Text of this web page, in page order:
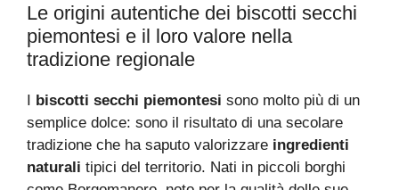
Le origini autentiche dei biscotti secchi
piemontesi e il loro valore nella
tradizione regionale
I biscotti secchi piemontesi sono molto più di un
semplice dolce: sono il risultato di una secolare
tradizione che ha saputo valorizzare ingredienti
naturali tipici del territorio. Nati in piccoli borghi